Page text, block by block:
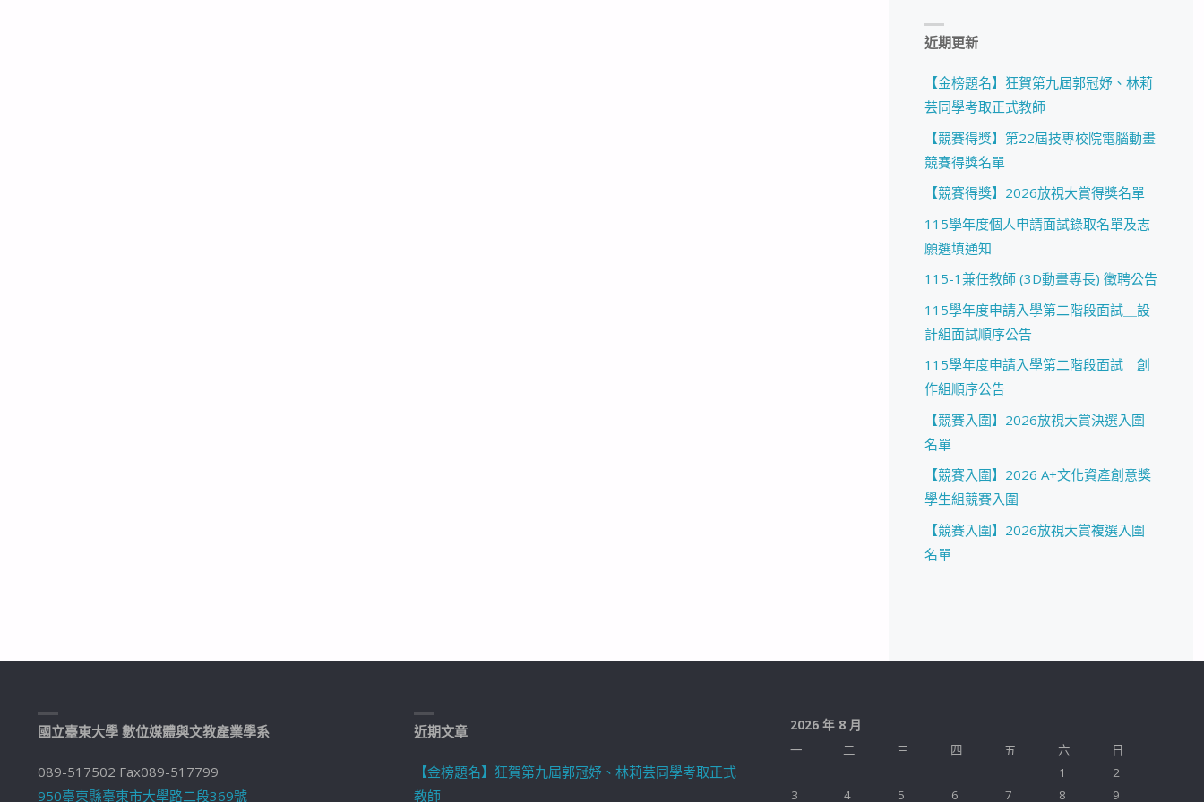
近期更新
【金榜題名】狂賀第九屆郭冠妤、林莉
芸同學考取正式教師
【競賽得獎】第22屆技專校院電腦動畫
競賽得獎名單
【競賽得獎】2026放視大賞得獎名單
115學年度個人申請面試錄取名單及志
願選填通知
115-1兼任教師 (3D動畫專長) 徵聘公告
115學年度申請入學第二階段面試＿設
計組面試順序公告
115學年度申請入學第二階段面試＿創
作組順序公告
【競賽入圍】2026放視大賞決選入圍
名單
【競賽入圍】2026 A+文化資產創意獎
學生組競賽入圍
【競賽入圍】2026放視大賞複選入圍
名單
國立臺東大學 數位媒體與文教產業學系
089-517502 Fax089-517799
950臺東縣臺東市大學路二段369號
近期文章
【金榜題名】狂賀第九屆郭冠妤、林莉芸同學考取正式
教師
2026 年 8 月
一
二 三 四 五 六
日
1
2
3
4 5 6 7 8 9